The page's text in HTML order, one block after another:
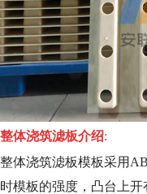
整体浇筑滤板介绍:
整体浇筑滤板模板采用
时模板的强度，凸台上